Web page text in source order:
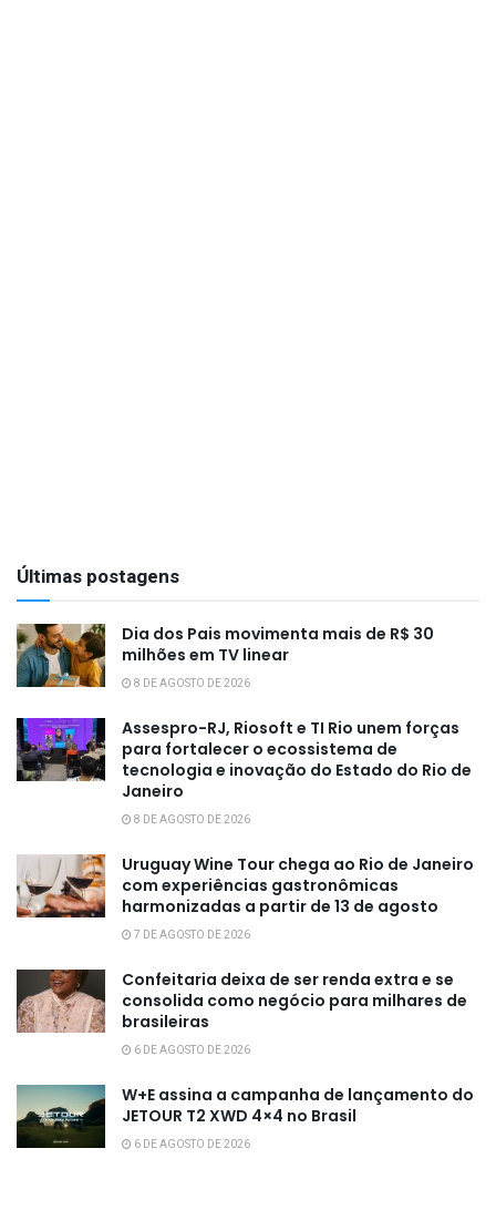
Últimas postagens
Dia dos Pais movimenta mais de R$ 30
milhões em TV linear
8 DE AGOSTO DE 2026
Assespro-RJ, Riosoft e TI Rio unem forças
para fortalecer o ecossistema de
tecnologia e inovação do Estado do Rio de
Janeiro
8 DE AGOSTO DE 2026
Uruguay Wine Tour chega ao Rio de Janeiro
com experiências gastronômicas
harmonizadas a partir de 13 de agosto
7 DE AGOSTO DE 2026
Confeitaria deixa de ser renda extra e se
consolida como negócio para milhares de
brasileiras
6 DE AGOSTO DE 2026
W+E assina a campanha de lançamento do
JETOUR T2 XWD 4×4 no Brasil
6 DE AGOSTO DE 2026